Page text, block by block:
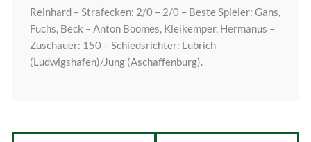
Reinhard – Strafecken: 2/0 – 2/0 – Beste Spieler: Gans,
Fuchs, Beck – Anton Boomes, Kleikemper, Hermanus –
Zuschauer: 150 – Schiedsrichter: Lubrich
(Ludwigshafen)/Jung (Aschaffenburg).